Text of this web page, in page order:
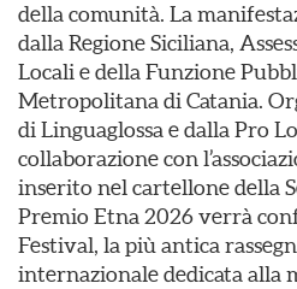
della comunità. La
dalla Regione Siciliana,
Locali e della Funzione
Metropolitana di Catania.
di Linguaglossa e dalla Pro
collaborazione con
inserito nel cartellone della
Premio Etna 2026 verrà
Festival, la più antica
internazionale dedicata alla